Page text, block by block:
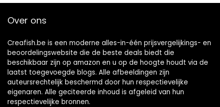
Over ons
Creafish.be is een moderne alles-in-één prijsvergelijkings- en
beoordelingswebsite die de beste deals biedt die
beschikbaar zijn op amazon en u op de hoogte houdt via de
laatst toegevoegde blogs. Alle afbeeldingen zijn
auteursrechtelijk beschermd door hun respectievelijke
eigenaren. Alle geciteerde inhoud is afgeleid van hun
respectievelijke bronnen.